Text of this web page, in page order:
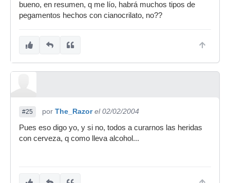
bueno, en resumen, q me lío, habrá muchos tipos de
pegamentos hechos con cianocrilato, no??
#25 por The_Razor el 02/02/2004
Pues eso digo yo, y si no, todos a curarnos las heridas
con cerveza, q como lleva alcohol...